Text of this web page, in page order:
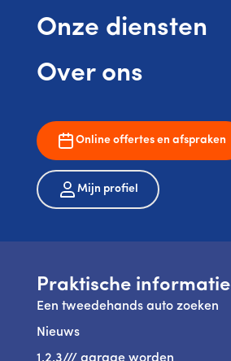
Onze diensten
Over ons
Online offertes en afspraken
Mijn profiel
Praktische informatie
Een tweedehands auto zoeken
Nieuws